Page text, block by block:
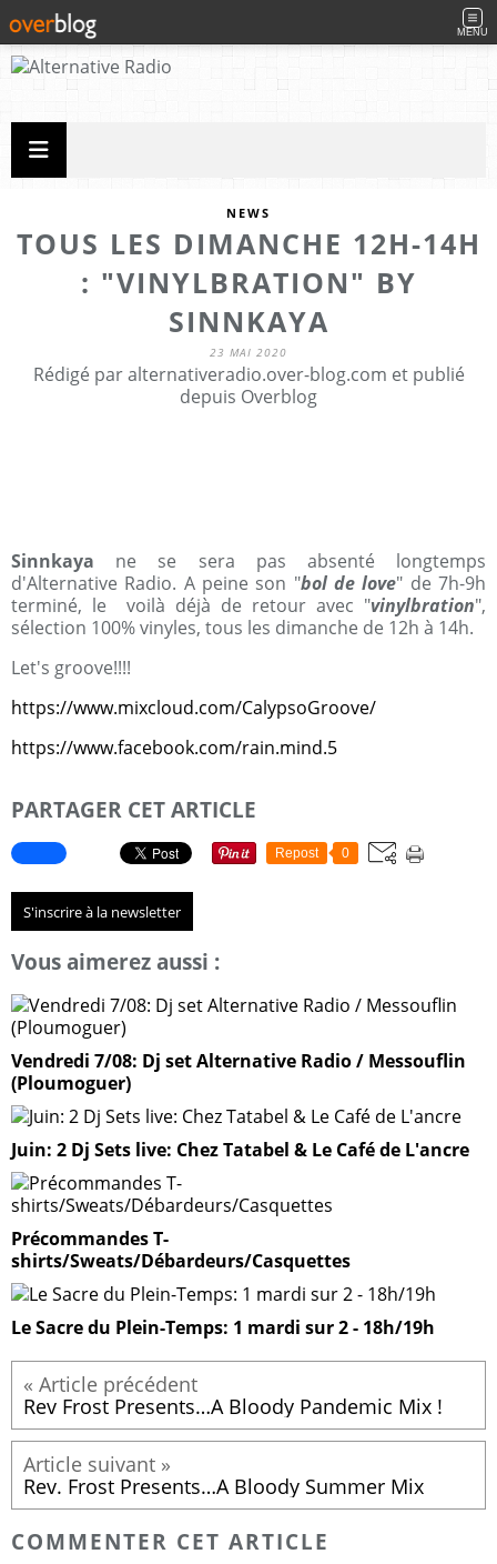
MENU
NEWS
TOUS LES DIMANCHE 12H-14H
: "VINYLBRATION" BY
SINNKAYA
23 MAI 2020
Rédigé par alternativeradio.over-blog.com et publié
depuis Overblog
Sinnkaya ne se sera pas absenté longtemps
d'Alternative Radio. A peine son "bol de love" de 7h-9h
terminé, le voilà déjà de retour avec "vinylbration",
sélection 100% vinyles, tous les dimanche de 12h à 14h.
Let's groove!!!!
https://www.mixcloud.com/CalypsoGroove/
https://www.facebook.com/rain.mind.5
PARTAGER CET ARTICLE
Repost 0
S'inscrire à la newsletter
Vous aimerez aussi :
Vendredi 7/08: Dj set Alternative Radio / Messouflin
(Ploumoguer)
Juin: 2 Dj Sets live: Chez Tatabel & Le Café de L'ancre
Précommandes T-
shirts/Sweats/Débardeurs/Casquettes
Le Sacre du Plein-Temps: 1 mardi sur 2 - 18h/19h
Rev Frost Presents…A Bloody Pandemic Mix !
Rev. Frost Presents…A Bloody Summer Mix
COMMENTER CET ARTICLE